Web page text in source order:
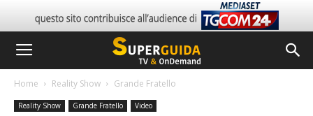
Home Reality Show Grande Fratello
Reality Show Grande Fratello Video